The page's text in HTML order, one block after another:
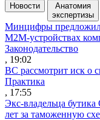
Новости
Анатомия
экспертизы
Минцифры
M2M-устройствах
Законодательство
, 19:02
ВС рассмотрит иск о
Практика
, 17:55
Экс-владельца
лет за таможенную